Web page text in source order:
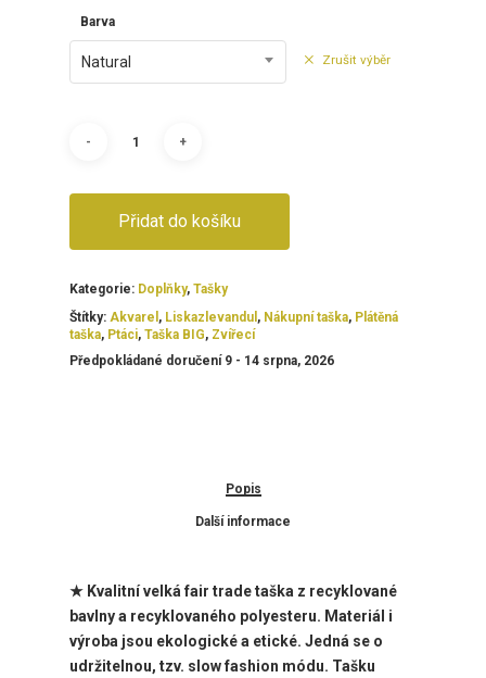
Barva
Natural Zrušit výběr
Přidat do košíku
Kategorie: Doplňky, Tašky
Štítky: Akvarel , Liskazlevandul , Nákupní taška, Plátěná
taška, Ptáci, Taška BIG, Zvířecí
Předpokládané doručení 9 - 14 srpna, 2026
Popis
Další informace
★ Kvalitní velká fair trade taška z recyklované
bavlny a recyklovaného polyesteru. Materiál i
výroba jsou ekologické a etické. Jedná se o
udržitelnou, tzv. slow fashion módu. Tašku